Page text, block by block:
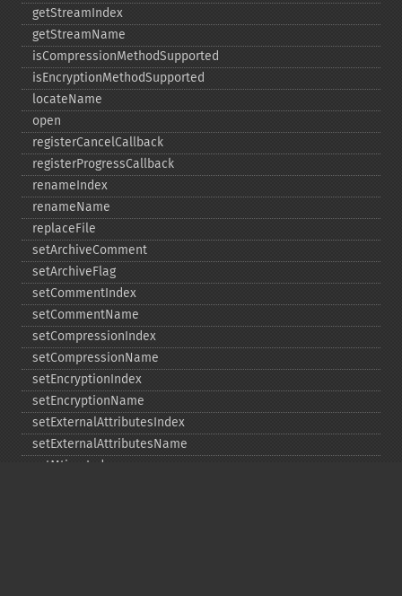
getStreamIndex
getStreamName
isCompressionMethodSupported
isEncryptionMethodSupported
locateName
open
registerCancelCallback
registerProgressCallback
renameIndex
renameName
replaceFile
setArchiveComment
setArchiveFlag
setCommentIndex
setCommentName
setCompressionIndex
setCompressionName
setEncryptionIndex
setEncryptionName
setExternalAttributesIndex
setExternalAttributesName
setMtimeIndex